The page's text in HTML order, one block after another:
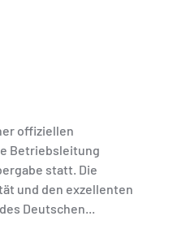
offiziellen
Betriebsleitung
statt. Die
und den exzellenten
Deutschen...